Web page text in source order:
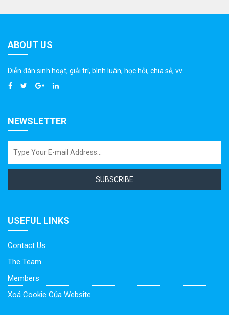
ABOUT US
Diễn đàn sinh hoạt, giải trí, bình luân, học hỏi, chia sẻ, vv.
NEWSLETTER
SUBSCRIBE
USEFUL LINKS
Contact Us
The Team
Members
Xoá Cookie Của Website